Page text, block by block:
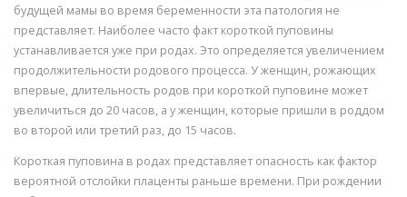
будущей мамы во время беременности эта патология не
представляет. Наиболее часто факт короткой пуповины
устанавливается уже при родах. Это определяется увеличением
продолжительности родового процесса. У женщин, рожающих
впервые, длительность родов при короткой пуповине может
увеличиться до 20 часов, а у женщин, которые пришли в роддом
во второй или третий раз, до 15 часов.
Короткая пуповина в родах представляет опасность как фактор
вероятной отслойки плаценты раньше времени. При рождении